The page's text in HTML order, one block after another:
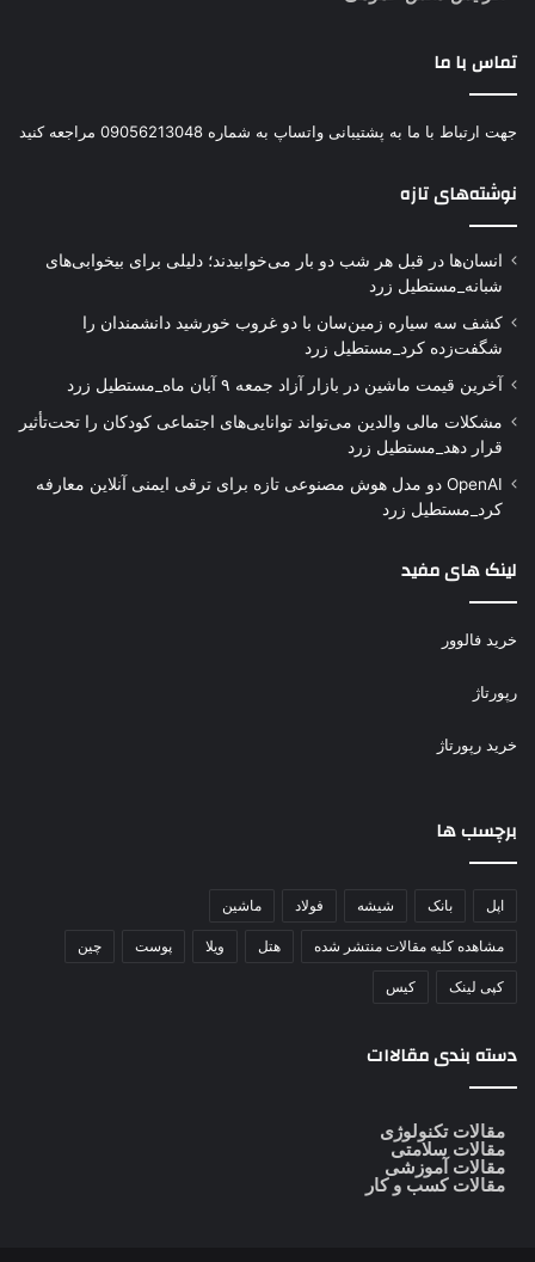
تماس با ما
جهت ارتباط با ما به پشتیبانی واتساپ به شماره 09056213048 مراجعه کنید
نوشته‌های تازه
انسان‌ها در قبل هر شب دو بار می‌خوابیدند؛ دلیلی برای بیخوابی‌های
شبانه_مستطیل زرد
کشف سه سیاره زمین‌سان با دو غروب خورشید دانشمندان را
شگفت‌زده کرد_مستطیل زرد
آخرین قیمت ماشین در بازار آزاد جمعه ۹ آبان ماه_مستطیل زرد
مشکلات مالی والدین می‌تواند توانایی‌های اجتماعی کودکان را تحت‌تأثیر
قرار دهد_مستطیل زرد
OpenAI دو مدل هوش مصنوعی تازه برای ترقی ایمنی آنلاین معارفه
کرد_مستطیل زرد
لینک های مفید
خرید فالوور
رپورتاژ
خرید رپورتاژ
برچسب ها
اپل بانک شیشه فولاد ماشین
مشاهده کلیه مقالات منتشر شده هتل ویلا پوست چین
کپی لینک کیس
دسته بندی مقالاات
مقالات تکنولوژی
مقالات سلامتی
مقالات آموزشی
مقالات کسب و کار